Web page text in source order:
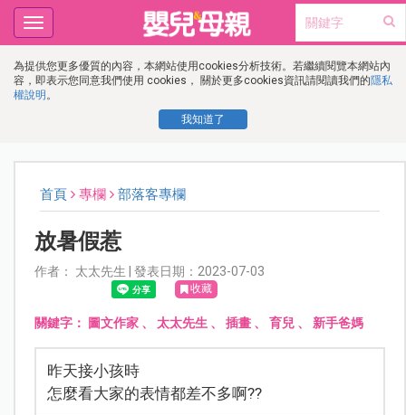
為提供您更多優質的內容，本網站使用cookies分析技術。若繼續閱覽本網站內
容，即表示您同意我們使用 cookies， 關於更多cookies資訊請閱讀我們的隱私
權說明 。
我知道了
Toggle
navigation
首頁 專欄 部落客專欄
放暑假惹
作者： 太太先生 | 發表日期：2023-07-03
收藏
關鍵字： 圖文作家、 太太先生 、 插畫、 育兒、 新手爸媽
昨天接小孩時
怎麼看大家的表情都差不多啊??